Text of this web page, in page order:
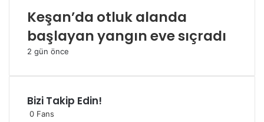
Keşan’da otluk alanda
başlayan yangın eve sıçradı
2 gün önce
Bizi Takip Edin!
0 Fans